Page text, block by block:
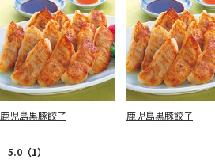
鹿児島黒豚餃子
5.0 （1）
鹿児島黒豚餃子